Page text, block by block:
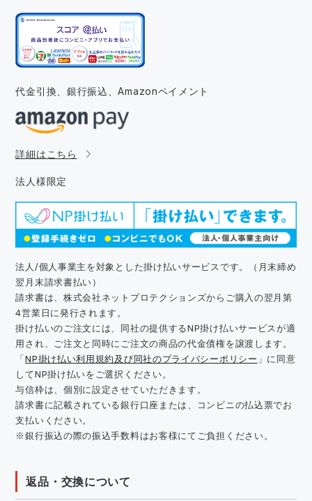
代金引換、銀行振込、Amazonペイメント
詳細はこちら
法人様限定
法人/個人事業主を対象とした掛け払いサービスです。（月末締め
翌月末請求書払い）
請求書は、株式会社ネットプロテクションズからご購入の翌月第
4営業日に発行されます。
掛け払いのご注文には、同社の提供するNP掛け払いサービスが適
用され、ご注文と同時にご注文の商品の代金債権を譲渡します。
「NP掛け払い利用規約及び同社のプライバシーポリシー 」に同意
してNP掛け払いをご選択ください。
与信枠は、個別に設定させていただきます。
請求書に記載されている銀行口座または、コンビニの払込票でお
支払いください。
※銀行振込の際の振込手数料はお客様にてご負担ください。
返品・交換について